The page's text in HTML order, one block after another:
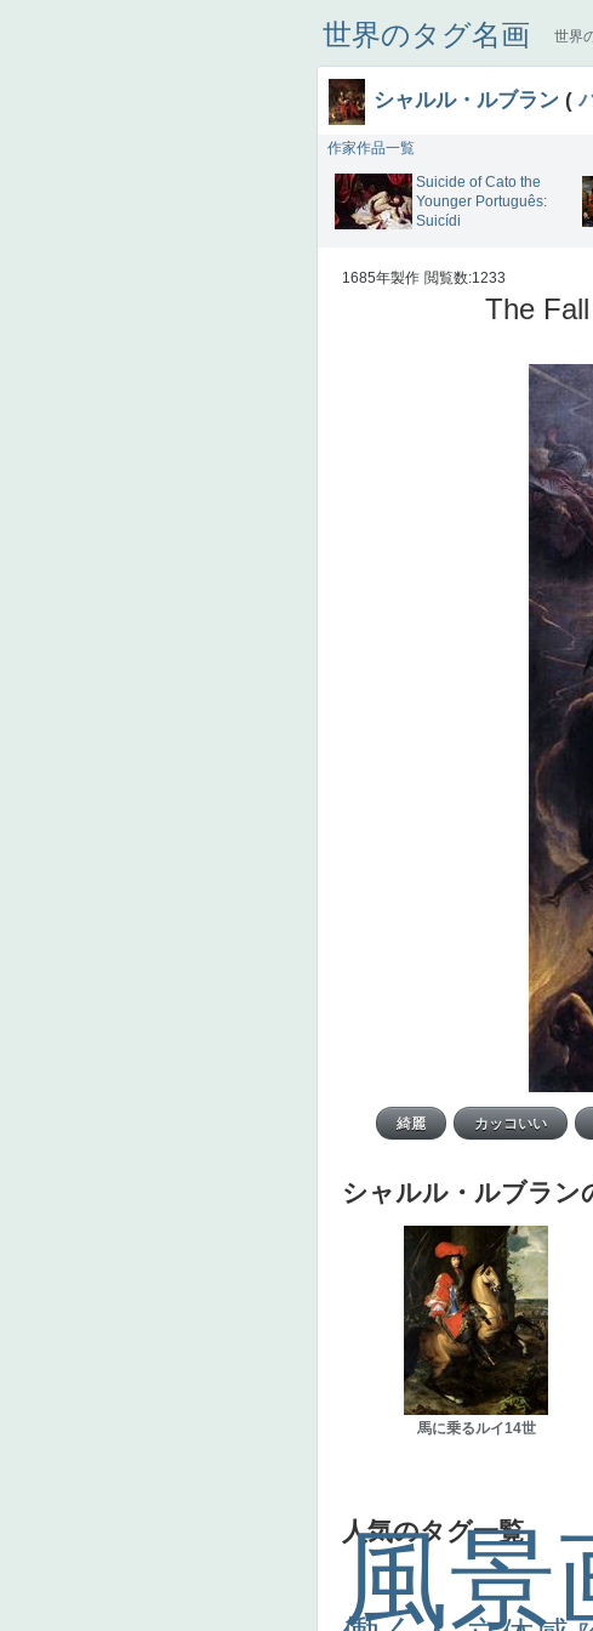
世界のタグ名画 世界
シャルル・ルブラン (
作家作品一覧
Suicide of Cato the
Younger Português:
Suicídi
1685年製作 閲覧数:1233
The
シャルル・ルブラン
馬に乗るルイ14世
人気のタグ一覧
風景